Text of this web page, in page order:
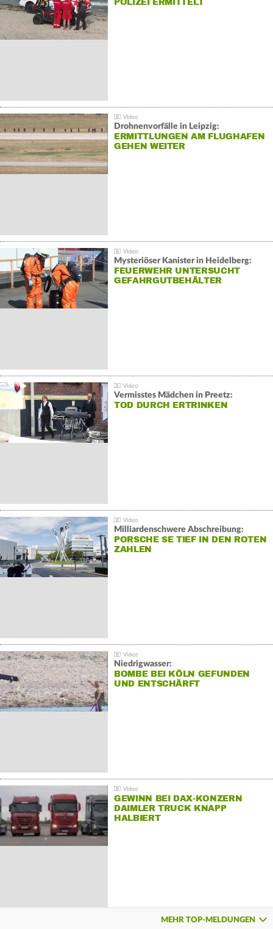
POLIZEI ERMITTELT
Drohnenvorfälle in Leipzig:
ERMITTLUNGEN AM FLUGHAFEN
GEHEN WEITER
Mysteriöser Kanister in Heidelberg:
FEUERWEHR UNTERSUCHT
GEFAHRGUTBEHÄLTER
Vermisstes Mädchen in Preetz:
TOD DURCH ERTRINKEN
Milliardenschwere Abschreibung:
PORSCHE SE TIEF IN DEN ROTEN
ZAHLEN
Niedrigwasser:
BOMBE BEI KÖLN GEFUNDEN
UND ENTSCHÄRFT
GEWINN BEI DAX-KONZERN
DAIMLER TRUCK KNAPP
HALBIERT
MEHR TOP-MELDUNGEN